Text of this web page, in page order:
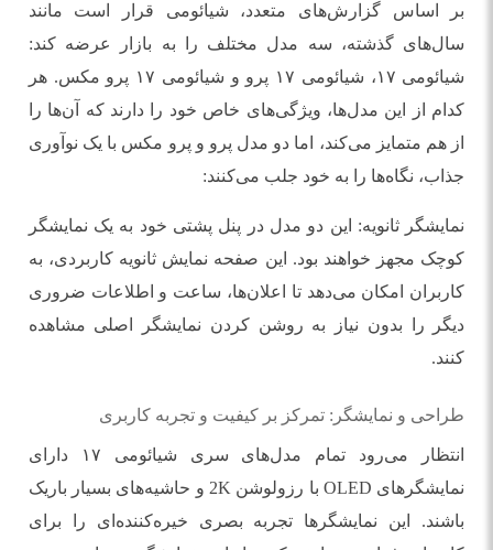
بر اساس گزارش‌های متعدد، شیائومی قرار است مانند
سال‌های گذشته، سه مدل مختلف را به بازار عرضه کند:
شیائومی ۱۷، شیائومی ۱۷ پرو و شیائومی ۱۷ پرو مکس. هر
کدام از این مدل‌ها، ویژگی‌های خاص خود را دارند که آن‌ها را
از هم متمایز می‌کند، اما دو مدل پرو و پرو مکس با یک نوآوری
جذاب، نگاه‌ها را به خود جلب می‌کنند:
نمایشگر ثانویه: این دو مدل در پنل پشتی خود به یک نمایشگر
کوچک مجهز خواهند بود. این صفحه نمایش ثانویه کاربردی، به
کاربران امکان می‌دهد تا اعلان‌ها، ساعت و اطلاعات ضروری
دیگر را بدون نیاز به روشن کردن نمایشگر اصلی مشاهده
کنند.
طراحی و نمایشگر: تمرکز بر کیفیت و تجربه کاربری
انتظار می‌رود تمام مدل‌های سری شیائومی ۱۷ دارای
نمایشگرهای OLED با رزولوشن 2K و حاشیه‌های بسیار باریک
باشند. این نمایشگرها تجربه بصری خیره‌کننده‌ای را برای